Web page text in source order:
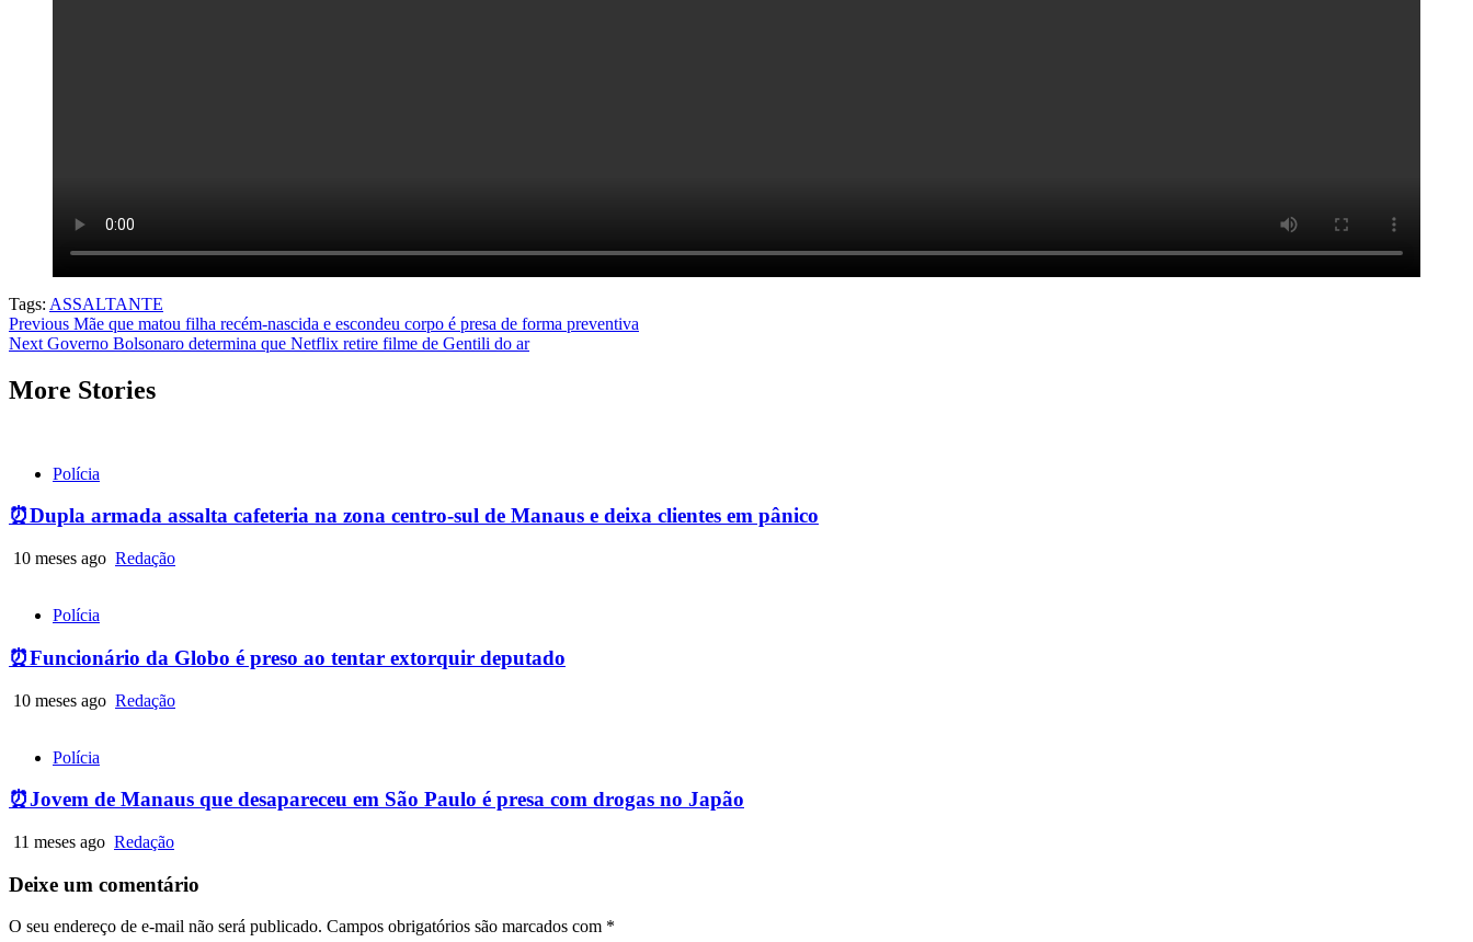
Tags: ASSALTANTE
Post
navigation
Previous Mãe que matou filha recém-nascida e escondeu corpo é presa de forma preventiva
Next Governo Bolsonaro determina que Netflix retire filme de Gentili do ar
More Stories
Polícia
⏰Dupla armada assalta cafeteria na zona centro-sul de Manaus e deixa clientes em pânico
10 meses ago Redação
Polícia
⏰Funcionário da Globo é preso ao tentar extorquir deputado
10 meses ago Redação
Polícia
⏰Jovem de Manaus que desapareceu em São Paulo é presa com drogas no Japão
11 meses ago Redação
Deixe um comentário
O seu endereço de e-mail não será publicado. Campos obrigatórios são marcados com *